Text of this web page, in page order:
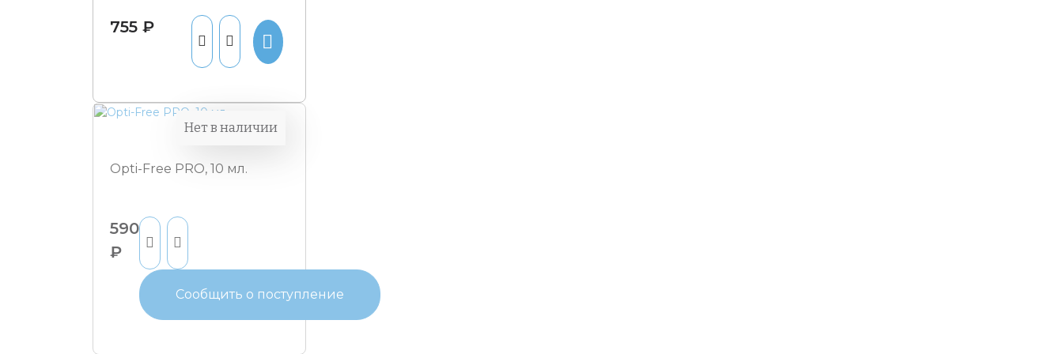
755 ₽
Нет в наличии
Opti-Free PRO, 10 мл.
590
₽
Сообщить о поступление